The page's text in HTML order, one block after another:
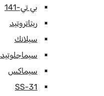
بي تي-141
ريتاتروتيد
سيلانك
سيماجلوتيد
سيماكس
SS-31